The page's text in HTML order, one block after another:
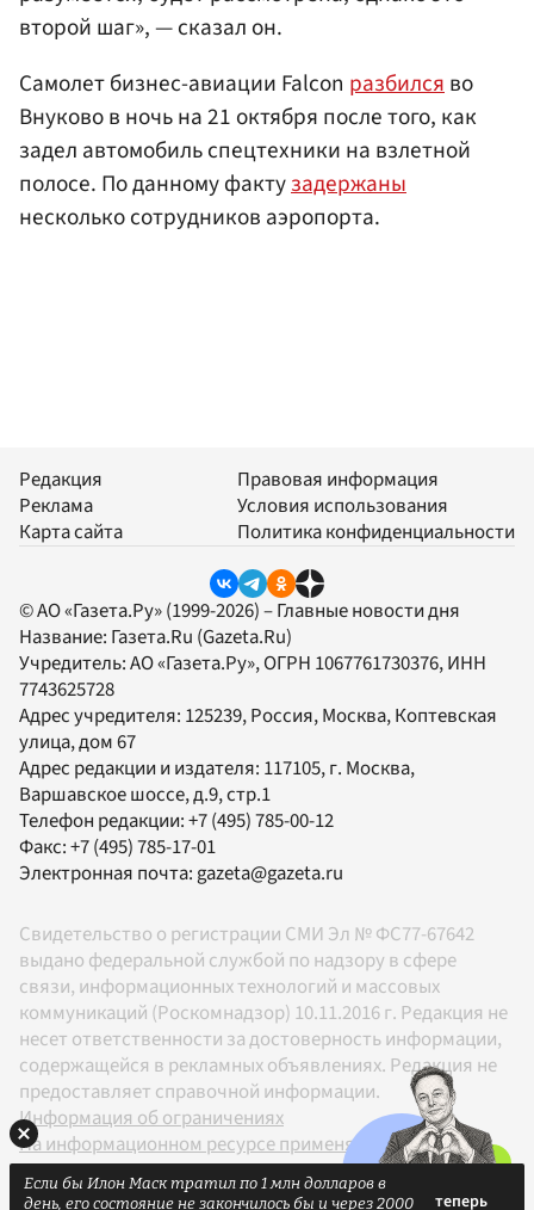
второй шаг», — сказал он.
Самолет бизнес-авиации Falcon разбилсяво
Внуково в ночь на 21 октября после того, как
задел автомобиль спецтехники на взлетной
полосе. По данному фактузадержаны
несколько сотрудников аэропорта.
Редакция
Реклама
Карта сайта
Правовая информация
Условия использования
Политика конфиденциальности
© АО «Газета.Ру» (1999-2026) – Главные новости дня
Название: Газета.Ru (Gazeta.Ru)
Учредитель:АО «Газета.Ру», ОГРН 1067761730376, ИНН
7743625728
Адрес учредителя: 125239, Россия, Москва, Коптевская
улица, дом 67
Адрес редакции и издателя: 117105, г. Москва,
Варшавское шоссе, д.9, стр.1
Телефон редакции:+7 (495) 785-00-12
Факс:+7 (495) 785-17-01
Электронная почта:gazeta@gazeta.ru
Свидетельство о регистрации СМИ Эл № ФС77-67642
выдано федеральной службой по надзору в сфере
связи, информационных технологий и массовых
коммуникаций (Роскомнадзор) 10.11.2016 г. Редакция не
несет ответственности за достоверность информации,
содержащейся в рекламных объявлениях. Редакция не
предоставляет справочной информации.
Информация об ограничениях
На информационном ресурсе применяются
рекомендательные технологии в соответствии с
Правилами
Если бы Илон Маск тратил по 1 млн долларов в
день, его состояние не закончилось бы и через 2000